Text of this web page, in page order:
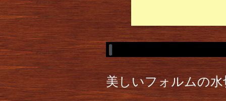
美しいフォルムの